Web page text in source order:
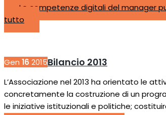
Le competenze digitali del manager
tutto
Gen 16 2015Bilancio 2013
L’Associazione nel 2013 ha orientato le
concretamente la costruzione di un
le iniziative istituzionali e politiche;